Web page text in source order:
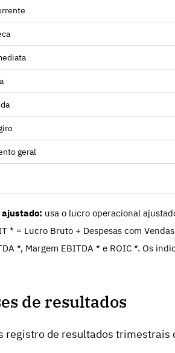
geral
usa o lucro operacional
* = Lucro Bruto + Despesas com
*, Margem EBITDA * e ROIC *. Os
de resultados
registro de resultados trimestrais